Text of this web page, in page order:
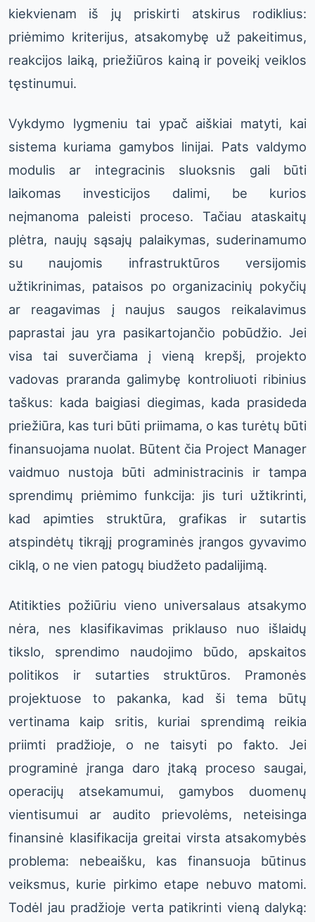
kiekvienam iš jų priskirti atskirus rodiklius:
priėmimo kriterijus, atsakomybę už pakeitimus,
reakcijos laiką, priežiūros kainą ir poveikį veiklos
tęstinumui.
Vykdymo lygmeniu tai ypač aiškiai matyti, kai
sistema kuriama gamybos linijai. Pats valdymo
modulis ar integracinis sluoksnis gali būti
laikomas investicijos dalimi, be kurios
neįmanoma paleisti proceso. Tačiau ataskaitų
plėtra, naujų sąsajų palaikymas, suderinamumo
su naujomis infrastruktūros versijomis
užtikrinimas, pataisos po organizacinių pokyčių
ar reagavimas į naujus saugos reikalavimus
paprastai jau yra pasikartojančio pobūdžio. Jei
visa tai suverčiama į vieną krepšį, projekto
vadovas praranda galimybę kontroliuoti ribinius
taškus: kada baigiasi diegimas, kada prasideda
priežiūra, kas turi būti priimama, o kas turėtų būti
finansuojama nuolat. Būtent čia Project Manager
vaidmuo nustoja būti administracinis ir tampa
sprendimų priėmimo funkcija: jis turi užtikrinti,
kad apimties struktūra, grafikas ir sutartis
atspindėtų tikrąjį programinės įrangos gyvavimo
ciklą, o ne vien patogų biudžeto padalijimą.
Atitikties požiūriu vieno universalaus atsakymo
nėra, nes klasifikavimas priklauso nuo išlaidų
tikslo, sprendimo naudojimo būdo, apskaitos
politikos ir sutarties struktūros. Pramonės
projektuose to pakanka, kad ši tema būtų
vertinama kaip sritis, kuriai sprendimą reikia
priimti pradžioje, o ne taisyti po fakto. Jei
programinė įranga daro įtaką proceso saugai,
operacijų atsekamumui, gamybos duomenų
vientisumui ar audito prievolėms, neteisinga
finansinė klasifikacija greitai virsta atsakomybės
problema: nebeaišku, kas finansuoja būtinus
veiksmus, kurie pirkimo etape nebuvo matomi.
Todėl jau pradžioje verta patikrinti vieną dalyką: